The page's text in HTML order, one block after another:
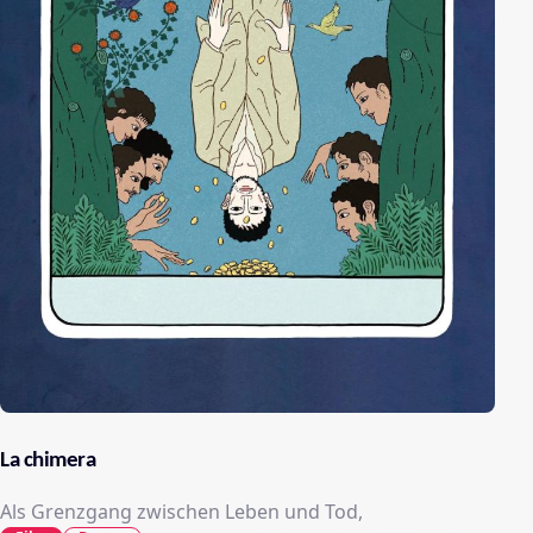
La chimera
Als Grenzgang zwischen Leben und Tod,